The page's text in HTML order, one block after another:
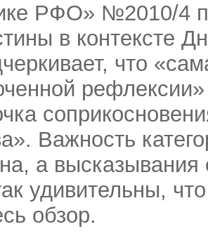
РФО» №2010/4
в контексте
что
Важность
а высказывания
удивительны,
обзор.